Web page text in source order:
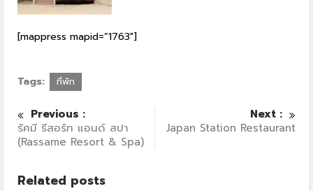
[mappress mapid=”1763″]
Tags: ที่พัก
Previous :
รัศมี รีสอร์ท แอนด์ สปา
(Rassame Resort & Spa)
Next :
Japan Station Restaurant
Related posts